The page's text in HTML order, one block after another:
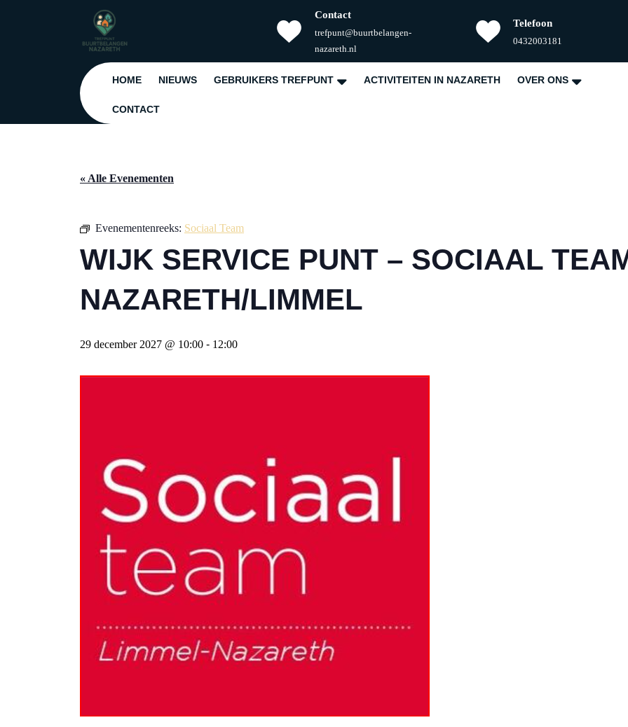
Contact
trefpunt@buurtbelangen-
nazareth.nlE-
mail
Telefoon
0432003181
HOME NIEUWS GEBRUIKERS TREFPUNT ACTIVITEITEN IN NAZARETH OVER ONS
CONTACT
« Alle Evenementen
Evenementenreeks: Sociaal Team
WIJK SERVICE PUNT – SOCIAAL
NAZARETH/LIMMEL
29 december 2027 @ 10:00 - 12:00